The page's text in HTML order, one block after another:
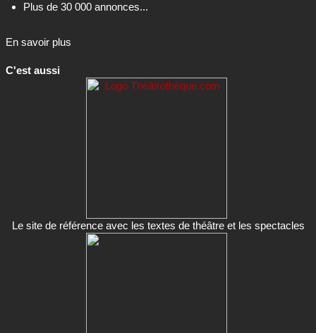
Plus de 30 000 annonces...
En savoir plus
C'est aussi
Le site de référence avec les textes de théâtre et les spectacles